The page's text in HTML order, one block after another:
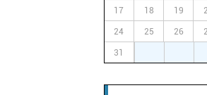
17 18 19
24 25 26
31